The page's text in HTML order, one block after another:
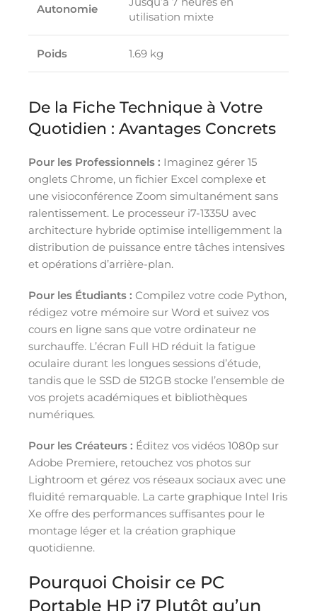
Autonomie
utilisation mixte
Poids 1.69 kg
De la Fiche Technique à Votre
Quotidien : Avantages Concrets
Pour les Professionnels : Imaginez gérer 15
onglets Chrome, un fichier Excel complexe et
une visioconférence Zoom simultanément sans
ralentissement. Le processeur i7-1335U avec
architecture hybride optimise intelligemment la
distribution de puissance entre tâches intensives
et opérations d’arrière-plan.
Pour les Étudiants : Compilez votre code Python,
rédigez votre mémoire sur Word et suivez vos
cours en ligne sans que votre ordinateur ne
surchauffe. L’écran Full HD réduit la fatigue
oculaire durant les longues sessions d’étude,
tandis que le SSD de 512GB stocke l’ensemble de
vos projets académiques et bibliothèques
numériques.
Pour les Créateurs : Éditez vos vidéos 1080p sur
Adobe Premiere, retouchez vos photos sur
Lightroom et gérez vos réseaux sociaux avec une
fluidité remarquable. La carte graphique Intel Iris
Xe offre des performances suffisantes pour le
montage léger et la création graphique
quotidienne.
Pourquoi Choisir ce PC
Portable HP i7 Plutôt qu’un